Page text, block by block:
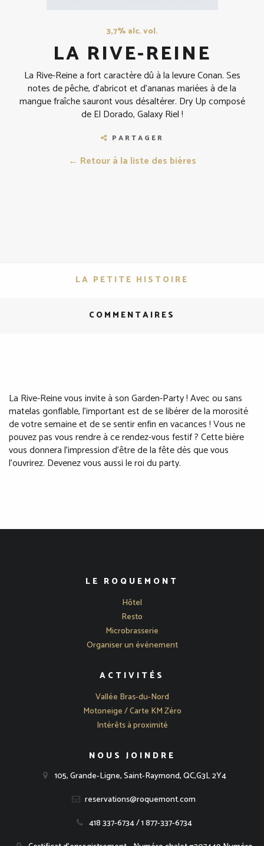
3,7% alc. vol.
LA RIVE-REINE
La Rive-Reine a fort caractère dû à la levure Conan. Ses
notes de pêche, d'abricot et d'ananas mariées à de la
mangue fraîche sauront vous désaltérer. Dry Up composé
de El Dorado, Galaxy Riel !
PARTAGER
← Retour à la liste des bières
LA PETITE HISTOIRE
COMMENTAIRES
La Rive-Reine vous invite à son Garden-Party ! Avec ou sans
matelas gonflable, l'important est de se libérer de la morosité
de votre semaine et de se sentir enfin en vacances ! Vous ne
pouvez pas vous rendre à ce rendez-vous festif ? Cette bière
vous donnera l'impression d'être de la fête dès que vous
l'ouvrirez. Devenez vous aussi le roi du party.
LE ROQUEMONT
Hôtel
Resto
Microbrasserie
Organiser un événement
ACTIVITÉS
Vallée Bras-du-Nord
Motoneige / Carte KM Zéro
Intérêts à proximité
NOUS JOINDRE
105, Grande-Ligne, Saint-Raymond, QC,G3L 2Y4
reservations@roquemont.com
418 337-6734 / 1 877-337-6734